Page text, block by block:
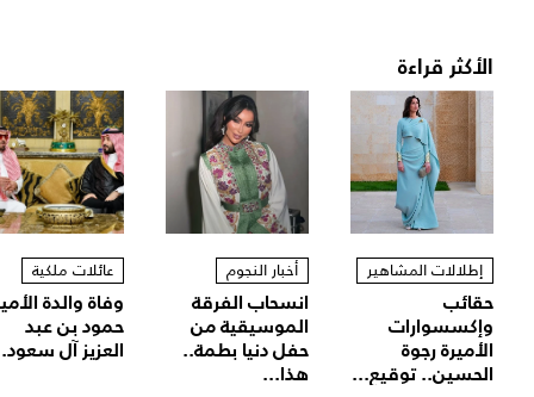
الأكثر قراءة
إطلالات المشاهير
حقائب
وإكسسوارات
الأميرة رجوة
الحسين.. توقيع...
أخبار النجوم
انسحاب الفرقة
الموسيقية من
حفل دنيا بطمة..
هذا...
عائلات ملكية
وفاة والدة
حمود بن عبد
العزيز آل